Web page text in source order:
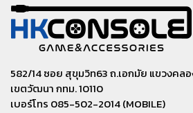
582/14 ซอย สุขุมวิท63 ถ.เอกมัย แขวงคล
เขตวัฒนา กทม. 10110
เบอร์โทร 085-502-2014 (MOBILE)